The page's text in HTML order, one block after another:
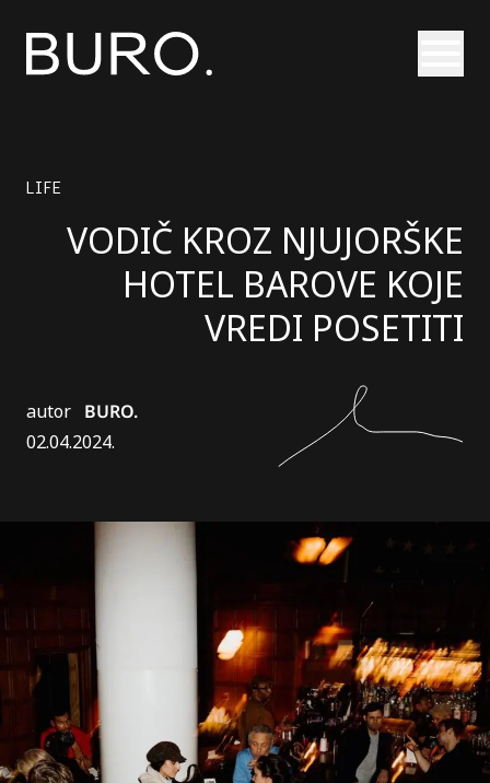
LIFE
VODIČ KROZ NJUJORŠKE
HOTEL BAROVE KOJE
VREDI POSETITI
autor BURO.
02.04.2024.